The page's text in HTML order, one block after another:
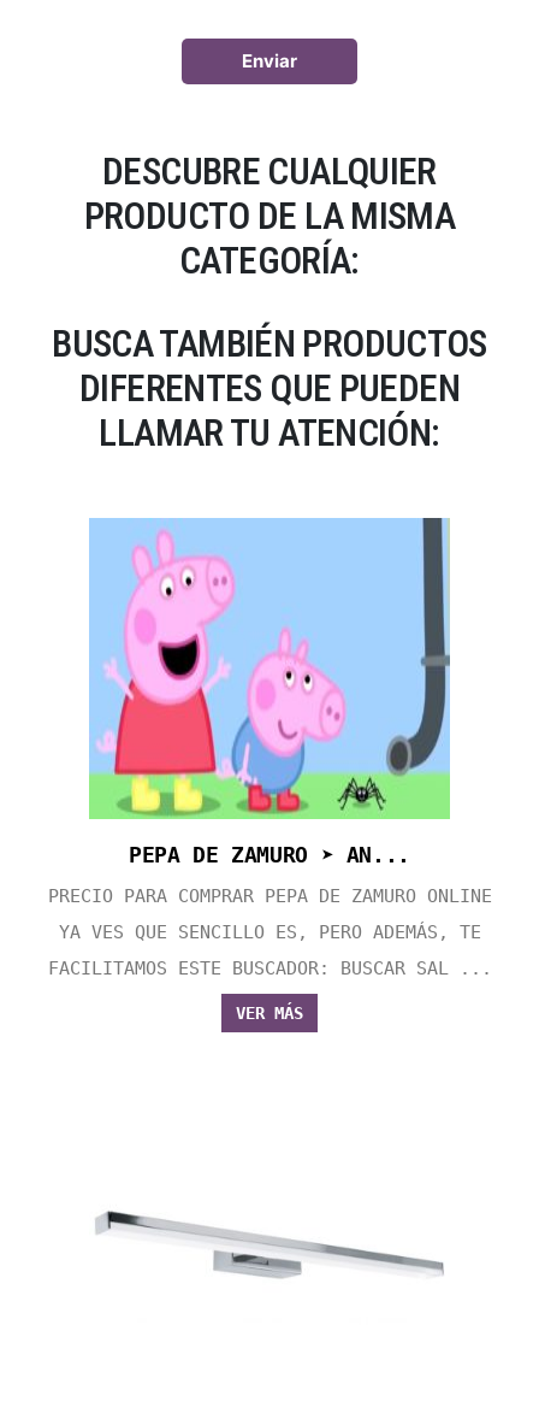
DESCUBRE CUALQUIER
PRODUCTO DE LA MISMA
CATEGORÍA:
BUSCA TAMBIÉN PRODUCTOS
DIFERENTES QUE PUEDEN
LLAMAR TU ATENCIÓN:
PEPA DE ZAMURO ➤ AN...
PRECIO PARA COMPRAR PEPA DE ZAMURO ONLINE
YA VES QUE SENCILLO ES, PERO ADEMÁS, TE
FACILITAMOS ESTE BUSCADOR: BUSCAR SAL ...
VER MÁS